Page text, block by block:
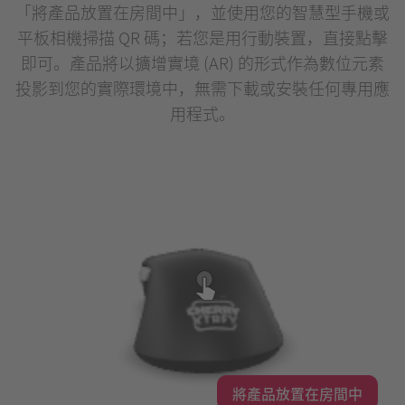
「將產品放置在房間中」，並使用您的智慧型手機或
平板相機掃描 QR 碼；若您是用行動裝置，直接點擊
即可。產品將以擴增實境 (AR) 的形式作為數位元素
投影到您的實際環境中，無需下載或安裝任何專用應
用程式。
將產品放置在房間中